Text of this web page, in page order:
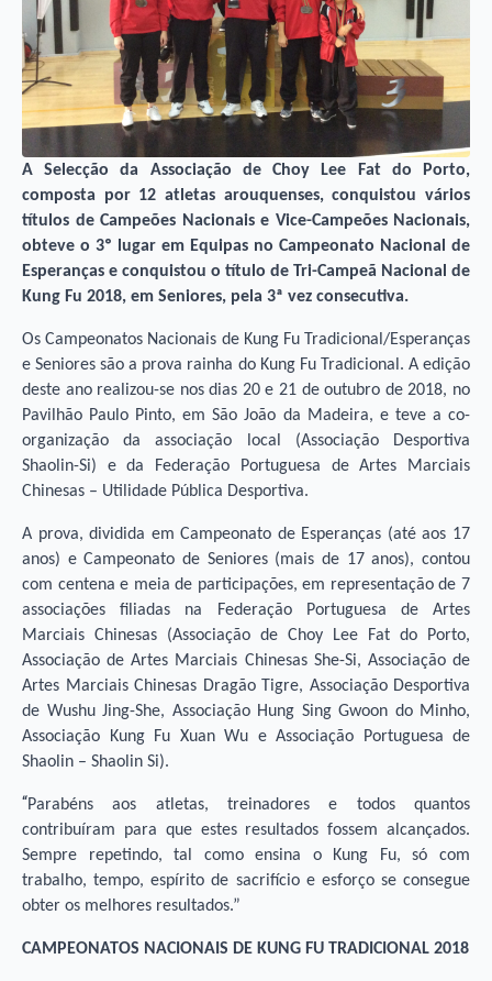
A Selecção da Associação de Choy Lee Fat do Porto,
composta por 12 atletas arouquenses, conquistou vários
títulos de Campeões Nacionais e Vice-Campeões Nacionais,
obteve o 3º lugar em Equipas no Campeonato Nacional de
Esperanças e conquistou o título de Tri-Campeã Nacional de
Kung Fu 2018, em Seniores, pela 3ª vez consecutiva.
Os Campeonatos Nacionais de Kung Fu Tradicional/Esperanças
e Seniores são a prova rainha do Kung Fu Tradicional. A edição
deste ano realizou-se nos dias 20 e 21 de outubro de 2018, no
Pavilhão Paulo Pinto, em São João da Madeira, e teve a co-
organização da associação local (Associação Desportiva
Shaolin-Si) e da Federação Portuguesa de Artes Marciais
Chinesas – Utilidade Pública Desportiva.
A prova, dividida em Campeonato de Esperanças (até aos 17
anos) e Campeonato de Seniores (mais de 17 anos), contou
com centena e meia de participações, em representação de 7
associações filiadas na Federação Portuguesa de Artes
Marciais Chinesas (Associação de Choy Lee Fat do Porto,
Associação de Artes Marciais Chinesas She-Si, Associação de
Artes Marciais Chinesas Dragão Tigre, Associação Desportiva
de Wushu Jing-She, Associação Hung Sing Gwoon do Minho,
Associação Kung Fu Xuan Wu e Associação Portuguesa de
Shaolin – Shaolin Si).
“Parabéns aos atletas, treinadores e todos quantos
contribuíram para que estes resultados fossem alcançados.
Sempre repetindo, tal como ensina o Kung Fu, só com
trabalho, tempo, espírito de sacrifício e esforço se consegue
obter os melhores resultados.”
CAMPEONATOS NACIONAIS DE KUNG FU TRADICIONAL 2018